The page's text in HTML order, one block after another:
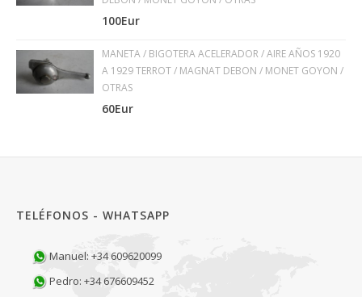
100Eur
MANETA / BIGOTERA ACELERADOR / AIRE AÑOS 1920
A 1929 TERROT / MAGNAT DEBON / MONET GOYON /
OTRAS
60Eur
TELÉFONOS - WHATSAPP
Manuel: +34 609620099
Pedro: +34 676609452